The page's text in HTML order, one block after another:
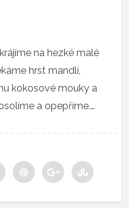
na hezké malé
hrst mandlí,
kokosové mouky a
a opepříme.…